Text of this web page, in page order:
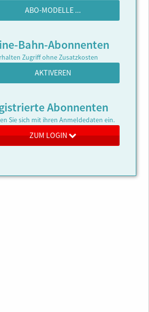
ABO-MODELLE ...
Bahn-Abonnenten
Zugriff ohne Zusatzkosten
AKTIVEREN
Abonnenten
Sie sich mit ihren Anmeldedaten ein.
ZUM LOGIN